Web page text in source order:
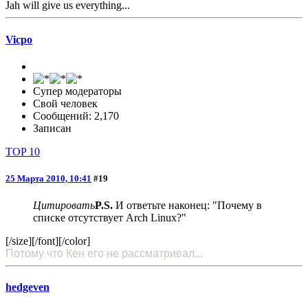
Jah will give us everything...
Vicpo
Супер модераторы
Свой человек
Сообщений: 2,170
Записан
TOP 10
25 Марта 2010, 10:41 #19
ЦитироватьP.S. И ответьте наконец: "Почему в
списке отсутствует Arch Linux?"
[/size][/font][/color]
Потому что Кен его не рассматривал...
hedgeven